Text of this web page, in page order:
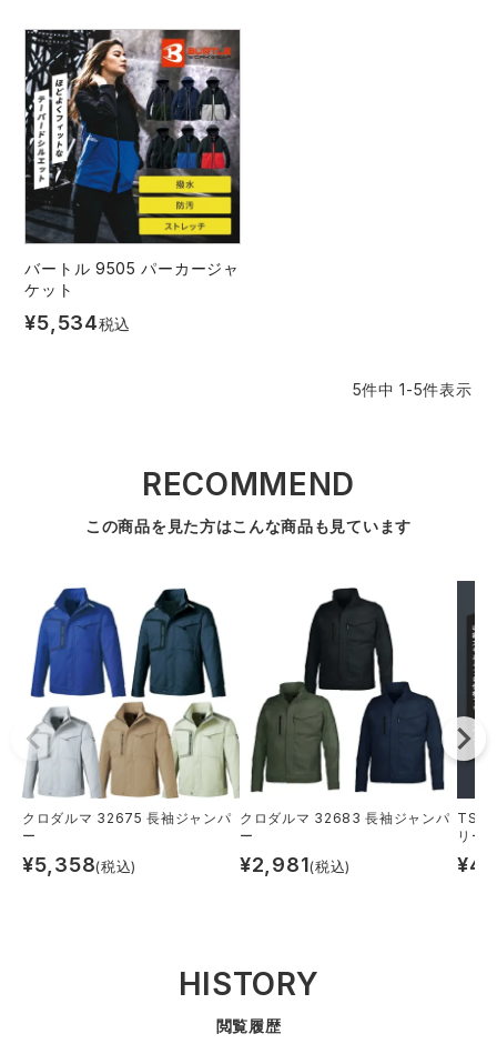
電熱ウェア・ヒートウェア
刺繍・プリント加工対象商品
ネーム刺繍・プリント加工対象商品
作業着
ニット
ファン付きウェア
防寒
アタックベース
中塚被服
スターライト工業
弘進ゴム
バートル 9505 パーカージャ
ケット
¥5,534税込
5件中 1-5件表示
RECOMMEND
この商品を見た方はこんな商品も見ています
クロダルマ 32675 長袖ジャンパ
ー
¥5,358(税込)
クロダルマ 32683 長袖ジャンパ
ー
¥2,981(税込)
リー
¥
HISTORY
閲覧履歴